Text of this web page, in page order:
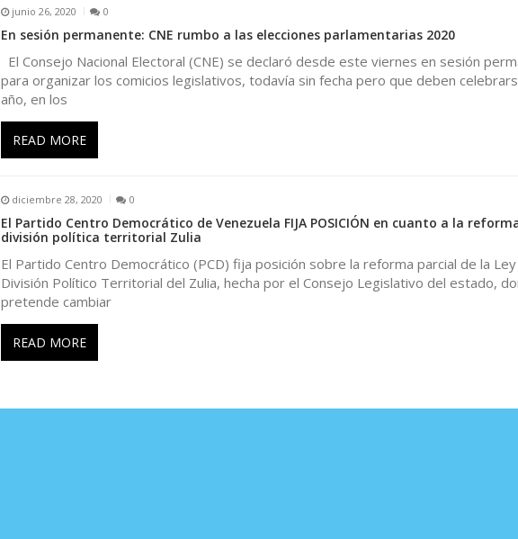
junio 26, 2020 0
En sesión permanente: CNE rumbo a las elecciones parlamentarias 2020
El Consejo Nacional Electoral (CNE) se declaró desde este viernes en sesión
para organizar los comicios legislativos, todavía sin fecha pero que deben
año, en los
READ MORE
diciembre 28, 2020 0
El Partido Centro Democrático de Venezuela FIJA POSICIÓN en cuanto a la
división política territorial Zulia
El Partido Centro Democrático (PCD) fija posición sobre la reforma parcial de la
División Político Territorial del Zulia, hecha por el Consejo Legislativo del estado,
pretende cambiar
READ MORE